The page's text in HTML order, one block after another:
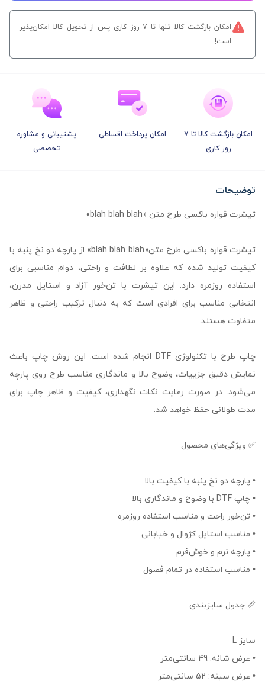
امکان بازگشت کالا تنها تا ۷ روز کاری پس از تحویل کالا امکان‌پذیر
است!
امکان بازگشت کالا تا 7
روز کاری
امکان پرداخت اقساطی
پشتیبانی و مشاوره
تخصصی
توضیحات
تیشرت قواره باکسی طرح متن «blah blah blah»
تیشرت قواره باکسی طرح متن«blah blah blah» از پارچه دو نخ پنبه با
کیفیت تولید شده که علاوه بر لطافت و راحتی، دوام مناسبی برای
استفاده روزمره دارد. این تیشرت با تن‌خور آزاد و استایل مدرن،
انتخابی مناسب برای افرادی است که به دنبال ترکیب راحتی و ظاهر
متفاوت هستند.
چاپ طرح با تکنولوژی DTF انجام شده است. این روش چاپ باعث
نمایش دقیق جزییات، وضوح بالا و ماندگاری مناسب طرح روی پارچه
می‌شود. در صورت رعایت نکات نگهداری، کیفیت و ظاهر چاپ برای
مدت طولانی حفظ خواهد شد.
✅ ویژگی‌های محصول
• پارچه دو نخ پنبه با کیفیت بالا
• چاپ DTF با وضوح و ماندگاری بالا
• تن‌خور راحت و مناسب استفاده روزمره
• مناسب استایل کژوال و خیابانی
• پارچه نرم و خوش‌فرم
• مناسب استفاده در تمام فصول
📏 جدول سایزبندی
سایز L
• عرض شانه: 49 سانتی‌متر
• عرض سینه: 52 سانتی‌متر